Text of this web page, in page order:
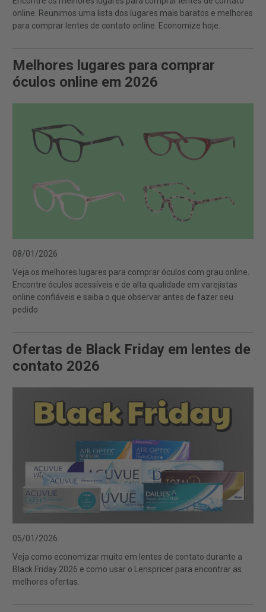
online. Reunimos uma lista dos lugares mais baratos e melhores
para comprar lentes de contato online. Economize hoje.
Melhores lugares para comprar
óculos online em 2026
08/01/2026
Veja os melhores lugares para comprar óculos com grau online.
Encontre óculos acessíveis e de alta qualidade em varejistas
online confiáveis e saiba o que observar antes de fazer seu
pedido.
Ofertas de Black Friday em lentes de
contato 2026
05/01/2026
Veja como economizar muito em lentes de contato durante a
Black Friday 2026 e como usar o Lenspricer para encontrar as
melhores ofertas.